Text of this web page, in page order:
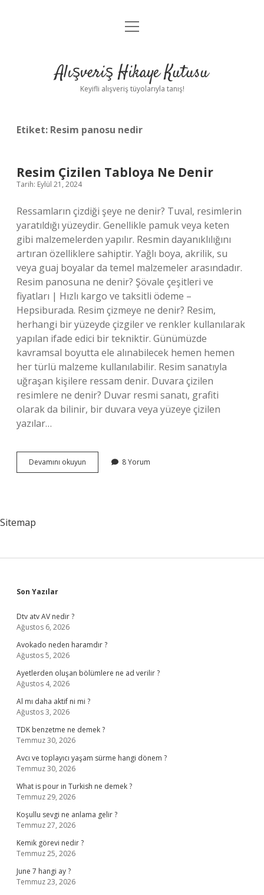
Anasayfa
Yasal Uyarı
menüyü
Alışveriş Hikaye Kutusu
Keyifli alışveriş tüyolarıyla tanış!
Etiket: Resim panosu nedir
Resim Çizilen Tabloya Ne Denir
Tarih: Eylül 21, 2024
Ressamların çizdiği şeye ne denir? Tuval, resimlerin
yaratıldığı yüzeydir. Genellikle pamuk veya keten
gibi malzemelerden yapılır. Resmin dayanıklılığını
artıran özelliklere sahiptir. Yağlı boya, akrilik, su
veya guaj boyalar da temel malzemeler arasındadır.
Resim panosuna ne denir? Şövale çeşitleri ve
fiyatları | Hızlı kargo ve taksitli ödeme –
Hepsiburada. Resim çizmeye ne denir? Resim,
herhangi bir yüzeyde çizgiler ve renkler kullanılarak
yapılan ifade edici bir tekniktir. Günümüzde
kavramsal boyutta ele alınabilecek hemen hemen
her türlü malzeme kullanılabilir. Resim sanatıyla
uğraşan kişilere ressam denir. Duvara çizilen
resimlere ne denir? Duvar resmi sanatı, grafiti
olarak da bilinir, bir duvara veya yüzeye çizilen
yazılar…
Devamını okuyun
Çizilen
8 Yorum
Sitemap
Sidebar
Son Yazılar
Dtv atv AV nedir ?
Ağustos 6, 2026
Avokado neden haramdır ?
Ağustos 5, 2026
Ayetlerden oluşan bölümlere ne ad verilir ?
Ağustos 4, 2026
Al mı daha aktif ni mi ?
Ağustos 3, 2026
TDK benzetme ne demek ?
Temmuz 30, 2026
Avcı ve toplayıcı yaşam sürme hangi dönem ?
Temmuz 30, 2026
What is pour in Turkish ne demek ?
Temmuz 29, 2026
Koşullu sevgi ne anlama gelir ?
Temmuz 27, 2026
Kemik görevi nedir ?
Temmuz 25, 2026
June 7 hangi ay ?
Temmuz 23, 2026